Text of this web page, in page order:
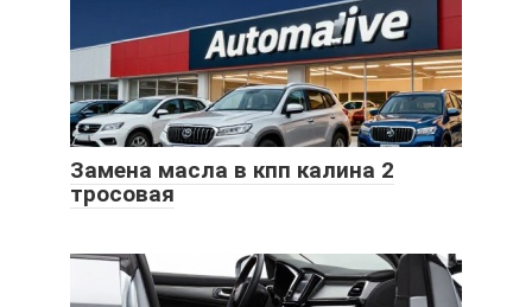
Замена масла в кпп калина 2
тросовая